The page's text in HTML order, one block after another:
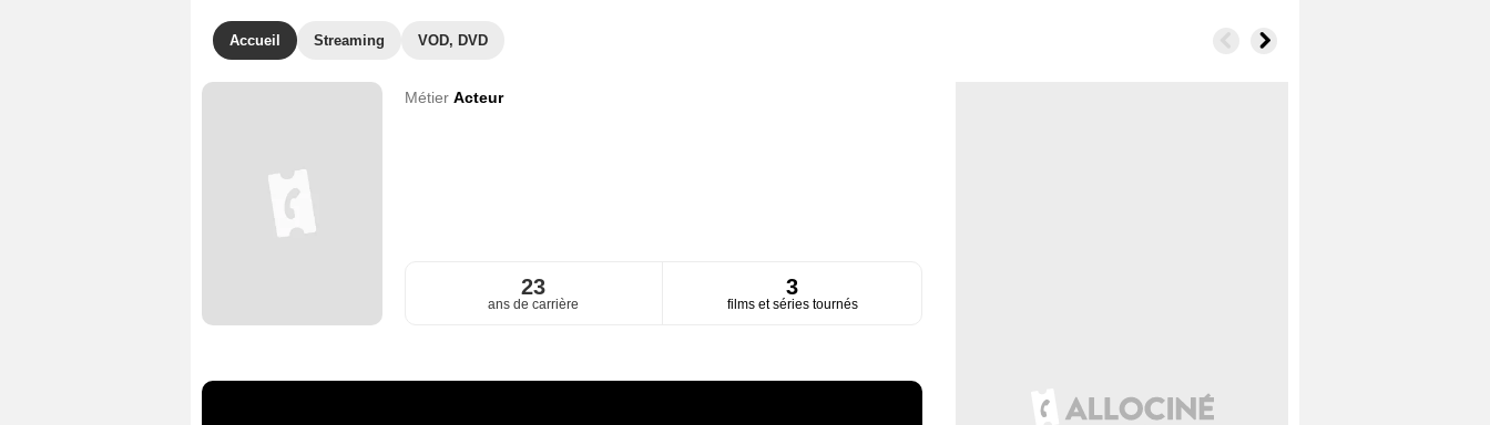
Accueil Streaming VOD, DVD
Métier Acteur
23
ans de carrière
3
films et séries tournés